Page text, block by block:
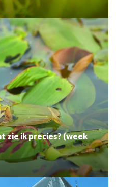
zie ik precies? (week